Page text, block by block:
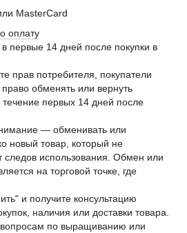
MasterCard
оплату
первые 14 дней после покупки в
прав потребителя, покупатели
обменять или вернуть
течение первых 14 дней после
— обменивать или
новый товар, который не
следов использования. Обмен или
на торговой точке, где
и получите консультацию
наличия или доставки товара.
по выращиванию или